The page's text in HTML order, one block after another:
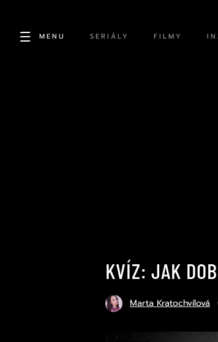
MENU SERIÁLY FILMY
KVÍZ: JAK
Marta Kratochvílová